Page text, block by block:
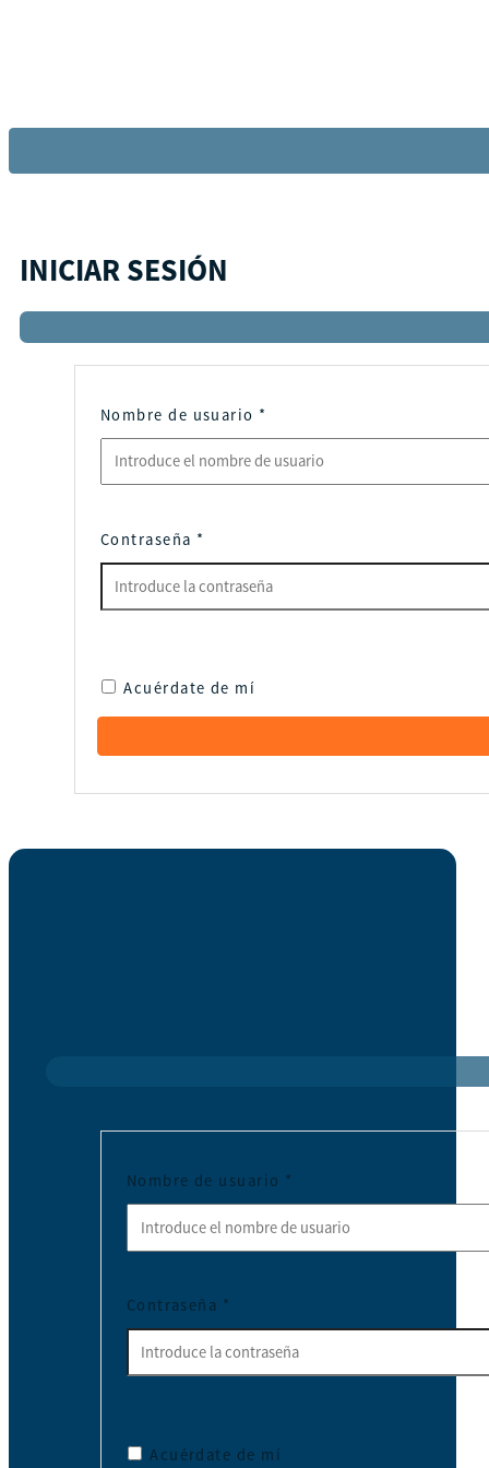
INICIAR SESIÓN
Nombre de usuario *
Contraseña *
Acuérdate de mí
Nombre de usuario *
Contraseña *
Acuérdate de mí